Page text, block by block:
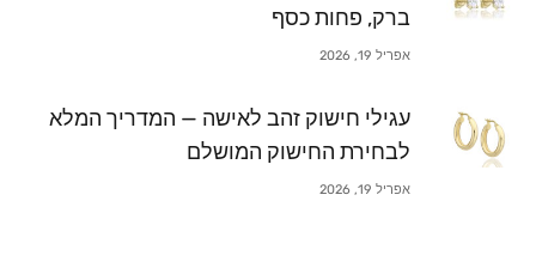
ברק, פחות כסף
אפריל 19, 2026
עגילי חישוק זהב לאישה — המדריך המלא
לבחירת החישוק המושלם
אפריל 19, 2026